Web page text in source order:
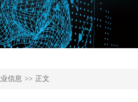
信息 >> 正文